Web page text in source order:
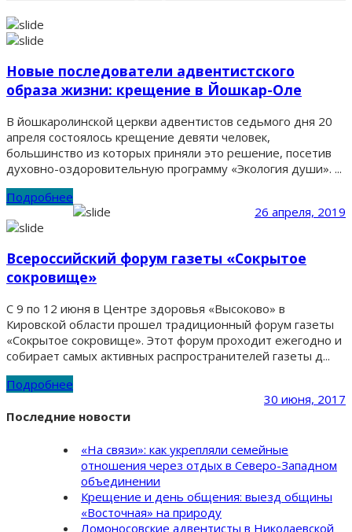
Новые последователи адвентистского
образа жизни: крещение в Йошкар-Оле
В йошкаролинской церкви адвентистов седьмого дня 20
апреля состоялось крещение девяти человек,
большинство из которых приняли это решение, посетив
духовно-оздоровительную программу «Экология души». ...
Подробнее
26 апреля, 2019
Всероссийский форум газеты «Сокрытое
сокровище»
С 9 по 12 июня в Центре здоровья «Высоково» в
Кировской области прошел традиционный форум газеты
«Сокрытое сокровище». Этот форум проходит ежегодно и
собирает самых активных распространителей газеты д...
Подробнее
30 июня, 2017
Последние новости
«На связи»: как укрепляли семейные
отношения через отдых в Северо-Западном
объединении
Крещение и день общения: выезд общины
«Восточная» на природу
Ломоносовские адвентисты в Николаевской